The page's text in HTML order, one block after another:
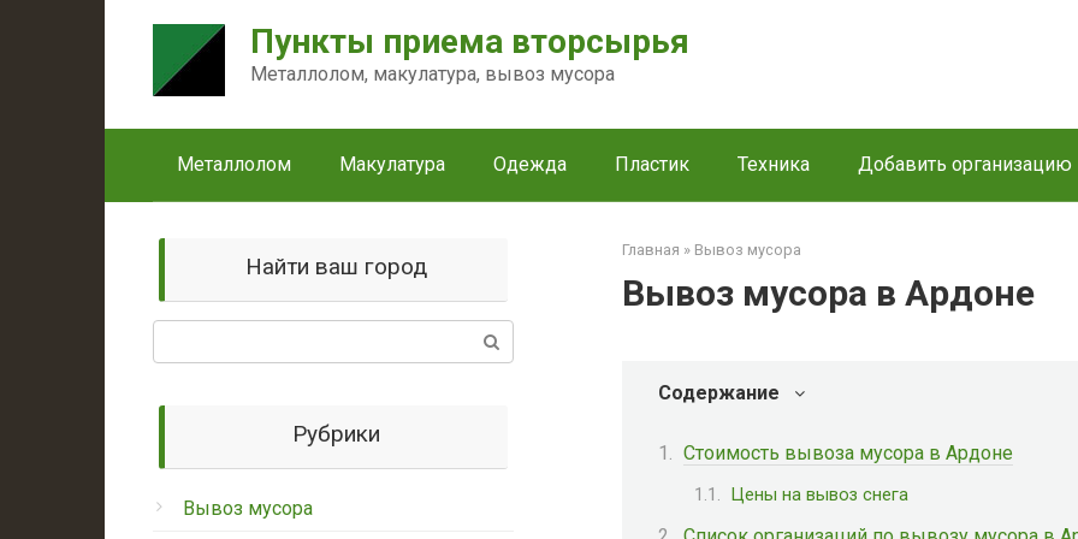
Пункты приема вторсырья
Металлолом, макулатура, вывоз мусора
Металлолом Макулатура Одежда Пластик Техника Добавить организацию
Главная » Вывоз мусора
Вывоз мусора в Ардоне
Содержание
Стоимость вывоза мусора в Ардоне
Цены на вывоз снега
Найти ваш город
Рубрики
Вывоз мусора